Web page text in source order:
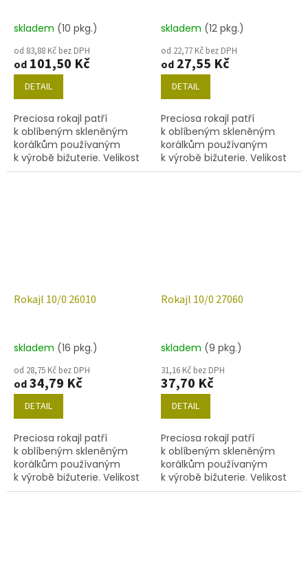
skladem (10 pkg.)
od 83,88 Kč bez DPH
od 101,50 Kč
DETAIL
Preciosa rokajl patří
k oblíbeným skleněným
korálkům používaným
k výrobě bižuterie. Velikost
10/0 (2,0-2,4mm),barva
skladem (12 pkg.)
od 22,77 Kč bez DPH
od 27,55 Kč
DETAIL
Preciosa rokajl patří
k oblíbeným skleněným
korálkům používaným
k výrobě bižuterie. Velikost
10/0 (2,2-2,4 mm), barva
Rokajl 10/0 26010
skladem (16 pkg.)
od 28,75 Kč bez DPH
od34,79 Kč
DETAIL
Preciosa rokajl patří
k oblíbeným skleněným
korálkům používaným
k výrobě bižuterie. Velikost
10/0 (2,2-2,4 mm), barva
Rokajl 10/0 27060
skladem (9 pkg.)
31,16 Kč bez DPH
37,70 Kč
DETAIL
Preciosa rokajl patří
k oblíbeným skleněným
korálkům používaným
k výrobě bižuterie. Velikost
10/0 (2,2-2,4 mm), barva